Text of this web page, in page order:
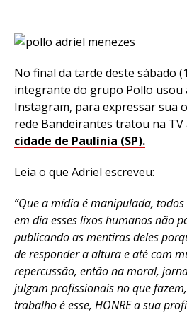
No final da tarde deste sábado
integrante do grupo Pollo usou
Instagram, para expressar sua
rede Bandeirantes tratou na TV
cidade de Paulínia (SP).
Leia o que Adriel escreveu:
“Que a mídia é manipulada,
em dia esses lixos humanos não
publicando as mentiras deles
de responder a altura e até com
repercussão, então na moral,
julgam profissionais no que
trabalho é esse, HONRE a sua